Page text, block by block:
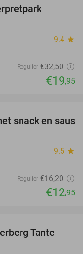
9.4 star
Regulier €32,50
€19,95
20%
snack en saus
9.5 star
Regulier €16,20
€12,95
52%
Tante